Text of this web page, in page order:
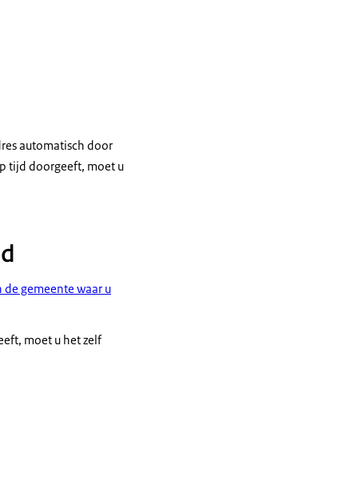
automatisch door
tijd doorgeeft, moet u
gemeente waar u
moet u het zelf